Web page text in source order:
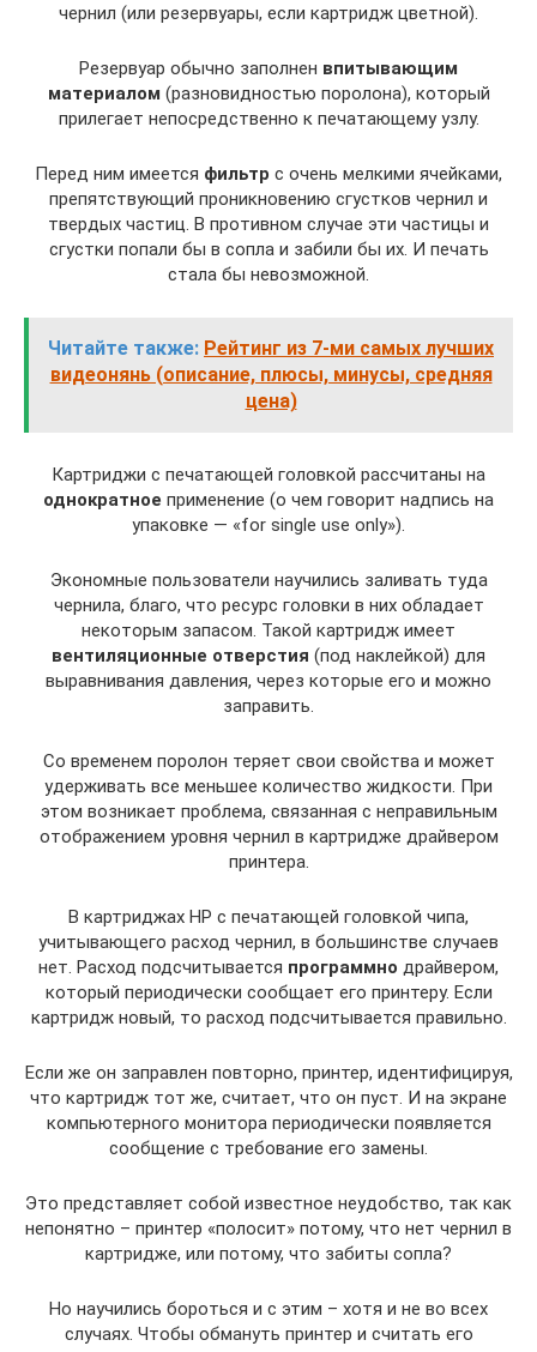
чернил (или резервуары, если картридж цветной).
Резервуар обычно заполнен впитывающим
материалом (разновидностью поролона), который
прилегает непосредственно к печатающему узлу.
Перед ним имеется фильтр с очень мелкими ячейками,
препятствующий проникновению сгустков чернил и
твердых частиц. В противном случае эти частицы и
сгустки попали бы в сопла и забили бы их. И печать
стала бы невозможной.
Читайте также: Рейтинг из 7-ми самых лучших
видеонянь (описание, плюсы, минусы, средняя
цена)
Картриджи с печатающей головкой рассчитаны на
однократное применение (о чем говорит надпись на
упаковке — «for single use only»).
Экономные пользователи научились заливать туда
чернила, благо, что ресурс головки в них обладает
некоторым запасом. Такой картридж имеет
вентиляционные отверстия (под наклейкой) для
выравнивания давления, через которые его и можно
заправить.
Со временем поролон теряет свои свойства и может
удерживать все меньшее количество жидкости. При
этом возникает проблема, связанная с неправильным
отображением уровня чернил в картридже драйвером
принтера.
В картриджах HP с печатающей головкой чипа,
учитывающего расход чернил, в большинстве случаев
нет. Расход подсчитывается программно драйвером,
который периодически сообщает его принтеру. Если
картридж новый, то расход подсчитывается правильно.
Если же он заправлен повторно, принтер, идентифицируя,
что картридж тот же, считает, что он пуст. И на экране
компьютерного монитора периодически появляется
сообщение с требование его замены.
Это представляет собой известное неудобство, так как
непонятно – принтер «полосит» потому, что нет чернил в
картридже, или потому, что забиты сопла?
Но научились бороться и с этим – хотя и не во всех
случаях. Чтобы обмануть принтер и считать его